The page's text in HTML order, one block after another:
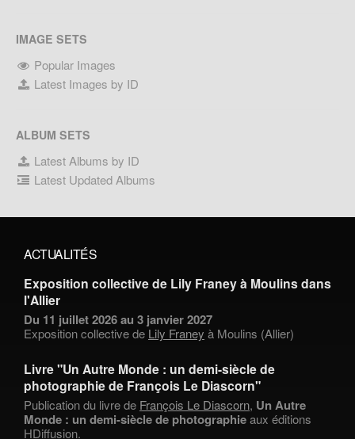
IMAGE SETS
Popular Images
Latest Images by ID
ALBUM SETS
Latest Albums by ID
Latest Updated Albums
ACTUALITÉS
Exposition collective de Lily Franey à Moulins dans
l'Allier
Du 11 juillet 2026 au 3 janvier 2027
Exposition collective de Lily Franey à Moulins (Allier)
Livre "Un Autre Monde : un demi-siècle de
photographie de François Le Diascorn"
Publication du livre de François Le Diascorn, Un Autre
Monde : un demi-siècle de photographieaux éditions
HDiffusion.